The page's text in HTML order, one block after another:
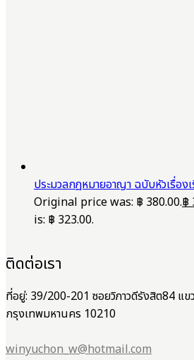
ประมวลกฎหมายอาญา ฉบับหัวเรื่อง
Original price was: ฿ 380.00.฿
is: ฿ 323.00.
ติดต่อเรา
ที่อยู่: 39/200-201 ซอยวิภาวดีรังสิต84 แ
กรุงเทพมหานคร 10210
winyuchon_w@hotmail.com